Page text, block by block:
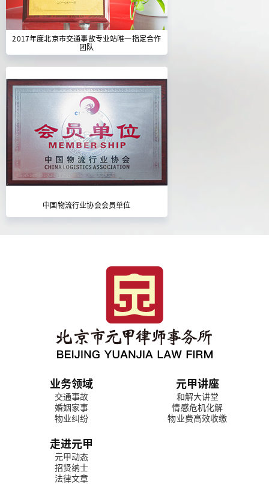
2017年度北京市交通事故专业站唯一指定合作
团队
中国物流行业协会会员单位
业务领域
交通事故
婚姻家事
物业纠纷
元甲讲座
和解大讲堂
情感危机化解
物业费高效收缴
走进元甲
元甲动态
招贤纳士
法律文章